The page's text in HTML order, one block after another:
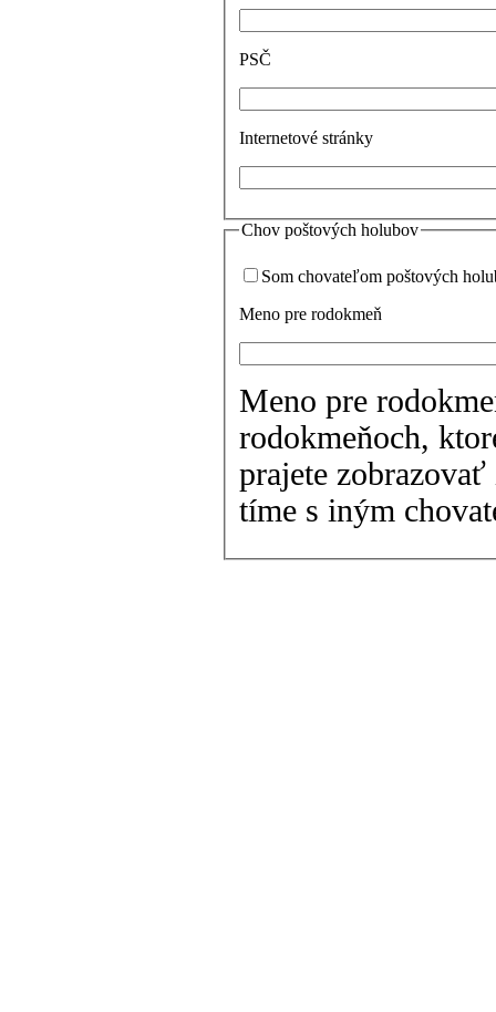
PSČ
Internetové stránky
Chov poštových holubov
Som chovateľom poštových
Meno pre rodokmeň
Meno pre
rodokmeňoch,
prajete zobrazovať
tíme s iným